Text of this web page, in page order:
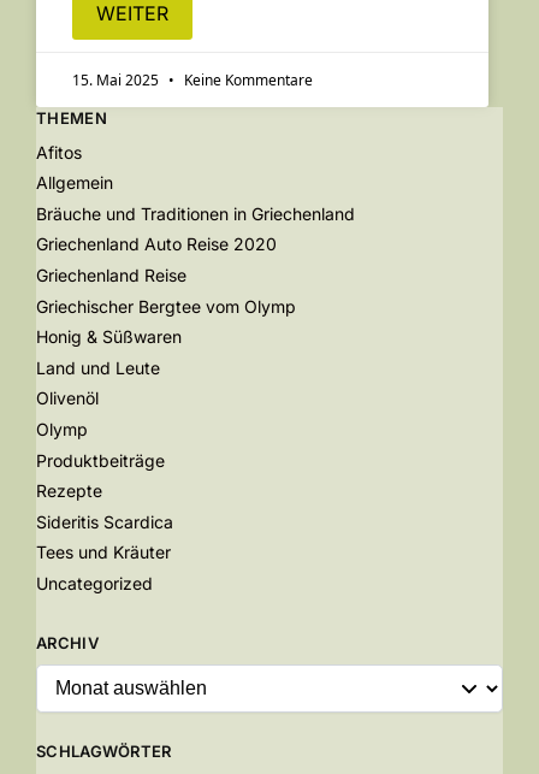
WEITER
15. Mai 2025 Keine Kommentare
THEMEN
Afitos
Allgemein
Bräuche und Traditionen in Griechenland
Griechenland Auto Reise 2020
Griechenland Reise
Griechischer Bergtee vom Olymp
Honig & Süßwaren
Land und Leute
Olivenöl
Olymp
Produktbeiträge
Rezepte
Sideritis Scardica
Tees und Kräuter
Uncategorized
ARCHIV
SCHLAGWÖRTER